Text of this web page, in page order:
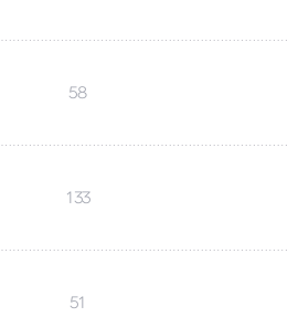
58
133
51